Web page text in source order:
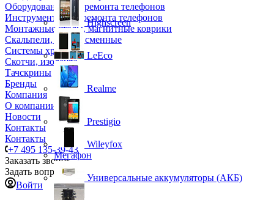
Оборудование для ремонта телефонов
Инструменты для ремонта телефонов
Монтажные столы, магнитные коврики
Скальпели, лезвия сменные
Системы хранения
Скотчи, изолента
Тачскрины
Бренды
Компания
О компании
Новости
Контакты
Контакты
+7 495 135-39-43
Заказать звонок
Задать вопрос
Войти
Highscreen
LeEco
Realme
Prestigio
Wileyfox
Мегафон
Универсальные аккумуляторы (АКБ)